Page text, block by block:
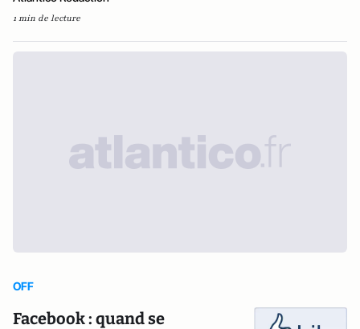
1 min de lecture
OFF
Facebook : quand se